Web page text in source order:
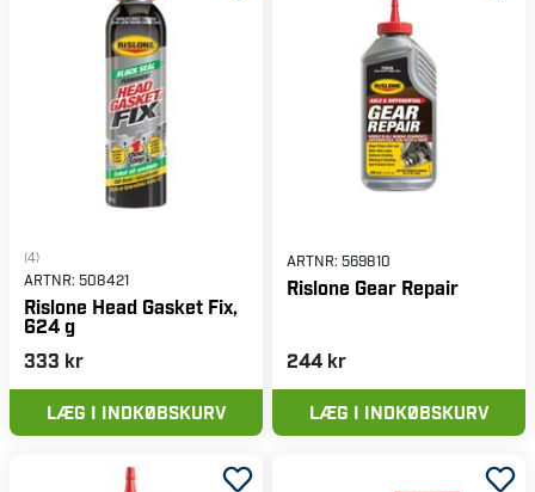
(4)
ARTNR: 508421
Rislone Head Gasket Fix,
624 g
333 kr
LÆG I INDKØBSKURV
ARTNR: 569810
Rislone Gear Repair
244 kr
LÆG I INDKØBSKURV